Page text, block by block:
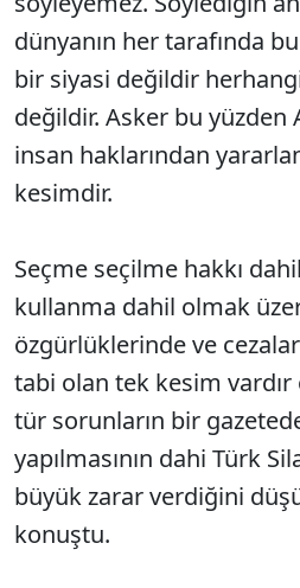
dünyanın her tarafında
bir siyasi değildir
değildir. Asker bu yüzden
insan haklarından
kesimdir.
Seçme seçilme hakkı
kullanma dahil olmak
özgürlüklerinde ve
tabi olan tek kesim
tür sorunların bir
yapılmasının dahi Türk
büyük zarar verdiğini
konuştu.